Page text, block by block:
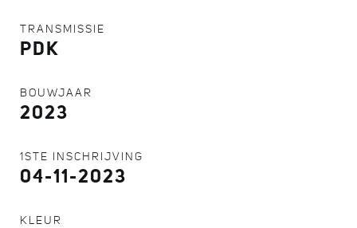
TRANSMISSIE
PDK
BOUWJAAR
2023
1STE INSCHRIJVING
04-11-2023
KLEUR